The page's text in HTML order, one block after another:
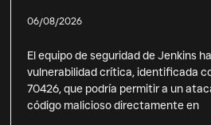
06/08/2026
El equipo de seguridad de Jenkins
vulnerabilidad crítica, identificada
70426, que podría permitir a un
código malicioso directamente en